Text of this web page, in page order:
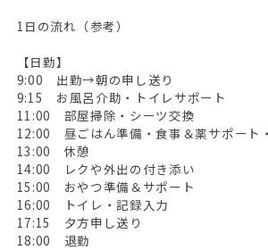
1日の流れ（参考）
【日勤】
9:00 出勤→朝の申し送り
9:15 お風呂介助・トイレサポート
11:00 部屋掃除・シーツ交換
12:00 昼ごはん準備・食事＆薬サポート
13:00 休憩
14:00 レクや外出の付き添い
15:00 おやつ準備＆サポート
16:00 トイレ・記録入力
17:15 夕方申し送り
18:00 退勤